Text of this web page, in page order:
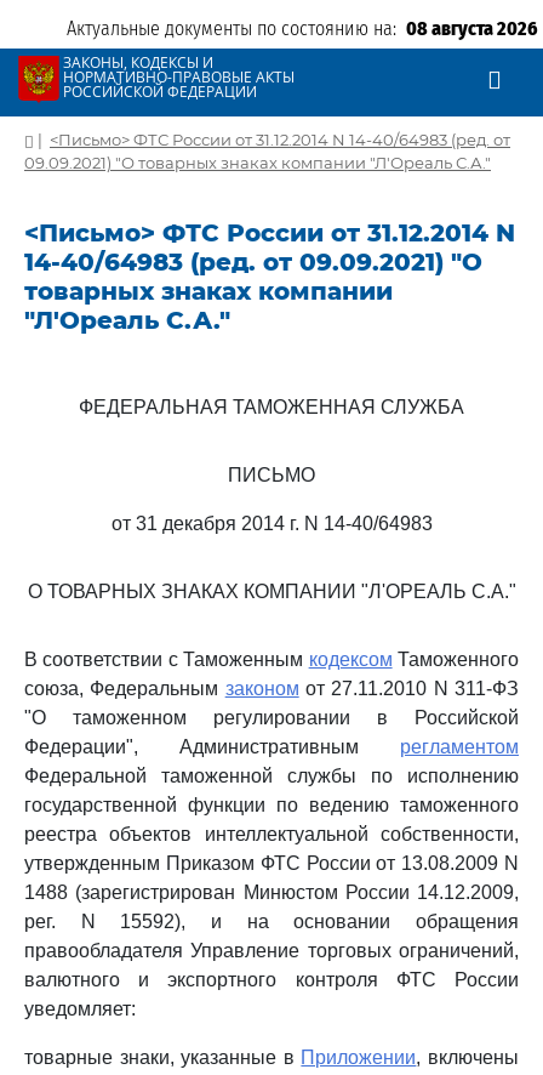
Актуальные документы по состоянию на: 08 августа 2026
ЗАКОНЫ, КОДЕКСЫ И
НОРМАТИВНО-ПРАВОВЫЕ АКТЫ
РОССИЙСКОЙ ФЕДЕРАЦИИ
| <Письмо> ФТС России от 31.12.2014 N 14-40/64983 (ред. от
09.09.2021) "О товарных знаках компании "Л'Ореаль С.А."
<Письмо> ФТС России от 31.12.2014 N
14-40/64983 (ред. от 09.09.2021) "О
товарных знаках компании
"Л'Ореаль С.А."
ФЕДЕРАЛЬНАЯ ТАМОЖЕННАЯ СЛУЖБА
ПИСЬМО
от 31 декабря 2014 г. N 14-40/64983
О ТОВАРНЫХ ЗНАКАХ КОМПАНИИ "Л'ОРЕАЛЬ С.А."
В соответствии с Таможенным кодексом Таможенного
союза, Федеральным законом от 27.11.2010 N 311-ФЗ
"О таможенном регулировании в Российской
Федерации", Административным регламентом
Федеральной таможенной службы по исполнению
государственной функции по ведению таможенного
реестра объектов интеллектуальной собственности,
утвержденным Приказом ФТС России от 13.08.2009 N
1488 (зарегистрирован Минюстом России 14.12.2009,
рег. N 15592), и на основании обращения
правообладателя Управление торговых ограничений,
валютного и экспортного контроля ФТС России
уведомляет:
товарные знаки, указанные в Приложении, включены